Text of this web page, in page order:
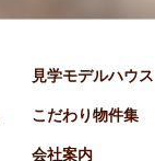
見学モデルハウス
こだわり物件集
会社案内